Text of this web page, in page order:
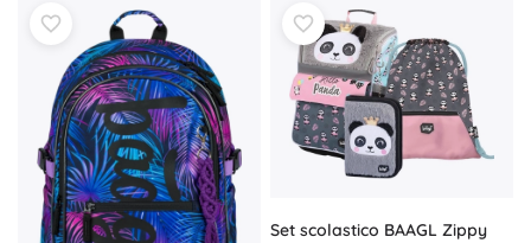
Set scolastico BAAGL Zippy